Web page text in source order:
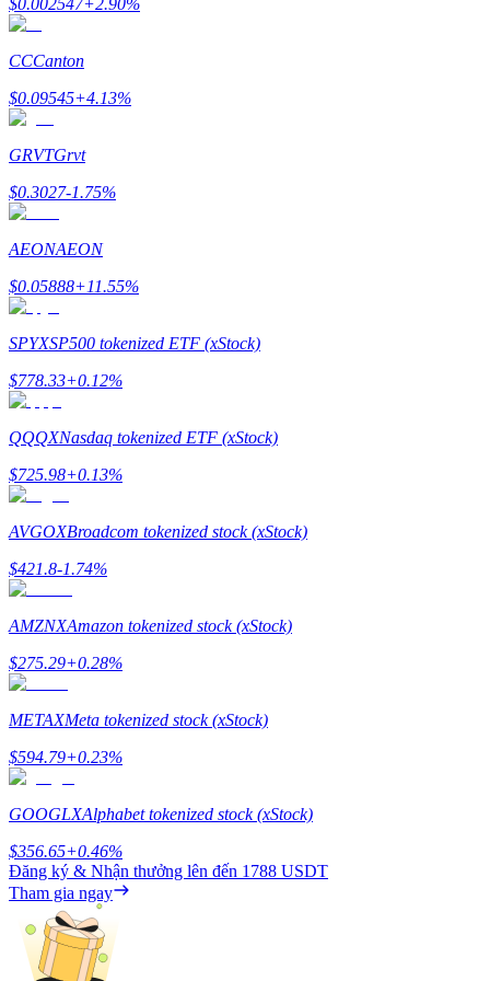
Staking
Lợi nhuận cao và truy cập ngay lập tức
Launchpool
Đặt cọc linh hoạt để kiếm được các token phổ biến.
$0.002547+2.90%
CCCanton
$0.09545+4.13%
GRVTGrvt
$0.3027-1.75%
AEONAEON
$0.05888+11.55%
SPYXSP500 tokenized ETF (xStock)
$778.33+0.12%
QQQXNasdaq tokenized ETF (xStock)
$725.98+0.13%
AVGOXBroadcom tokenized stock (xStock)
$421.8-1.74%
AMZNXAmazon tokenized stock (xStock)
$275.29+0.28%
METAXMeta tokenized stock (xStock)
$594.79+0.23%
GOOGLXAlphabet tokenized stock (xStock)
$356.65+0.46%
Đăng ký & Nhận thưởng lên đến 1788 USDT
Tham gia ngay